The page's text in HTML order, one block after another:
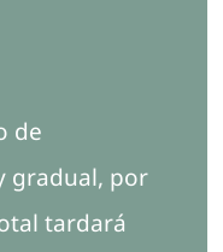
de
gradual, por
tardará